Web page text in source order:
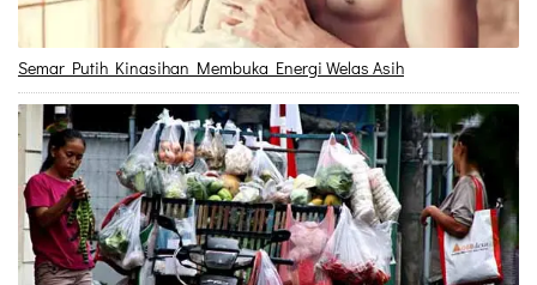
Semar Putih Kinasihan Membuka Energi Welas Asih